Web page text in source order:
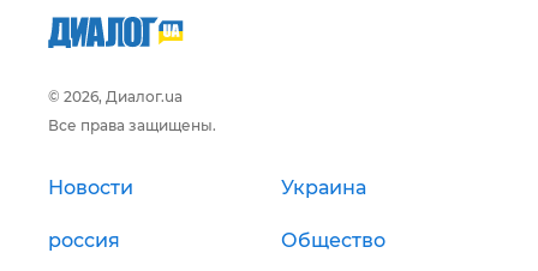
© 2026, Диалог.ua
Все права защищены.
Новости Украина
россия Общество